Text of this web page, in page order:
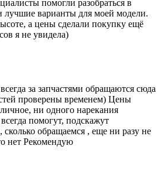
помогли разобраться в
лучшие варианты для моей модели.
а цены сделали покупку ещё
я не увидела)
за запчастями обращаются сюда
проверены временем) Цены
ни одного нарекания
помогут, подскажут
обращаемся , еще ни разу не
нет Рекомендую